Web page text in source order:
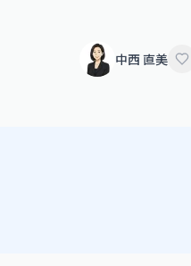
中西 直美